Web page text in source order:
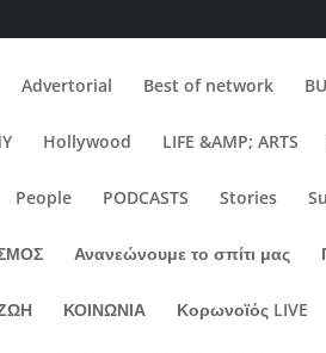
Advertorial Best of network
Hollywood LIFE &AMP; ARTS
People PODCASTS Stories
Ανανεώνουμε το σπίτι μας
ΚΟΙΝΩΝΙΑ Κορωνοϊός LIVE